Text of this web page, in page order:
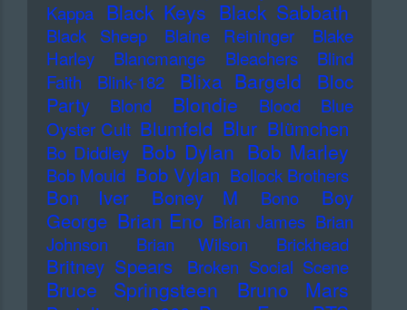
Kappa Black Keys Black Sabbath
Black Sheep Blaine Reininger
Blake
Harley
Blancmange Bleachers
Blind
Faith
Blink-182 Blixa Bargeld
Bloc
Party
Blond Blondie Blood
Blue
Oyster Cult Blumfeld Blur Blümchen
Bo Diddley Bob Dylan Bob Marley
Bob Mould Bob Vylan Bollock Brothers
Bon Iver Boney M Bono
Boy
George Brian Eno Brian James Brian
Johnson
Brian Wilson Brickhead
Britney Spears Broken Social Scene
Bruce Springsteen Bruno Mars